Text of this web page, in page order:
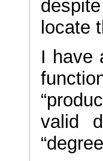
locate
I have
valid